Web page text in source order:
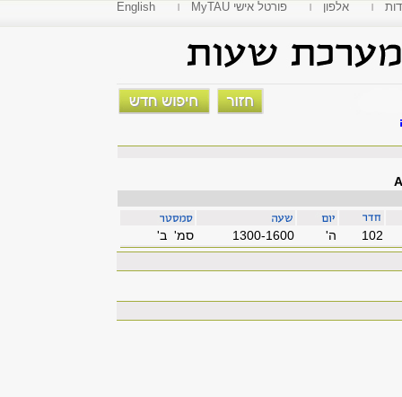
English MyTAU פורטל אישי אלפון
סמ' ב' 1300-1600 'ה 102